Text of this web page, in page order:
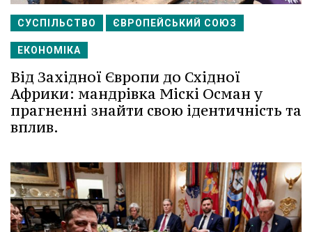
СУСПІЛЬСТВО ЄВРОПЕЙСЬКИЙ СОЮЗ
ЕКОНОМІКА
Від Західної Європи до Східної
Африки: мандрівка Міскі Осман у
прагненні знайти свою ідентичність та
вплив.